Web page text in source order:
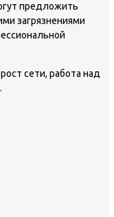
предложить
загрязнениями
сети, работа над